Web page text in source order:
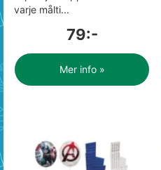
varje målti...
79:-
Mer info »